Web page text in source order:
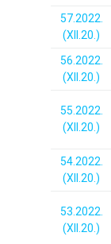
57.2022.
(XII.20.)
56.2022.
(XII.20.)
55.2022.
(XII.20.)
54.2022.
(XII.20.)
53.2022.
(XII.20.)